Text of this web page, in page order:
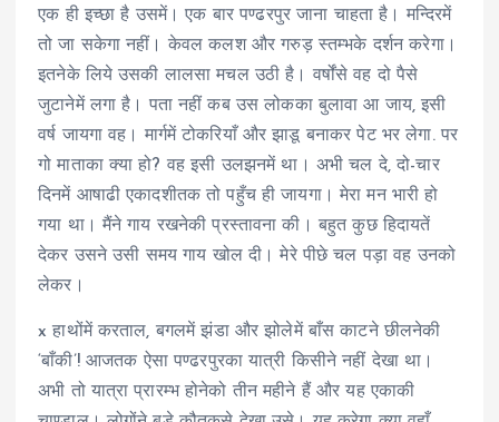
एक ही इच्छा है उसमें। एक बार पण्ढरपुर जाना चाहता है। मन्दिरमें
तो जा सकेगा नहीं। केवल कलश और गरुड़ स्तम्भके दर्शन करेगा।
इतनेके लिये उसकी लालसा मचल उठी है। वर्षोंसे वह दो पैसे
जुटानेमें लगा है। पता नहीं कब उस लोकका बुलावा आ जाय, इसी
वर्ष जायगा वह। मार्गमें टोकरियाँ और झाडू बनाकर पेट भर लेगा. पर
गो माताका क्या हो? वह इसी उलझनमें था। अभी चल दे, दो-चार
दिनमें आषाढी एकादशीतक तो पहुँच ही जायगा। मेरा मन भारी हो
गया था। मैंने गाय रखनेकी प्रस्तावना की। बहुत कुछ हिदायतें
देकर उसने उसी समय गाय खोल दी। मेरे पीछे चल पड़ा वह उनको
लेकर।
x हाथोंमें करताल, बगलमें झंडा और झोलेमें बाँस काटने छीलनेकी
‘बाँकी’! आजतक ऐसा पण्ढरपुरका यात्री किसीने नहीं देखा था।
अभी तो यात्रा प्रारम्भ होनेको तीन महीने हैं और यह एकाकी